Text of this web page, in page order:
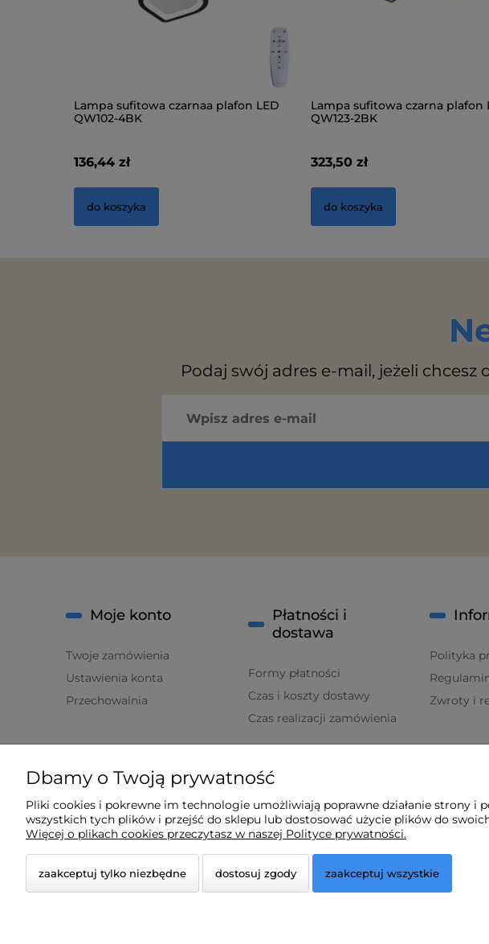
Lampa sufitowa czarnaa plafon LED
QW102-4BK
136,44 zł
do koszyka
Lampa sufitowa czarna plafon
QW123-2BK
323,50 zł
do koszyka
Podaj swój adres e-mail, jeżeli
Moje konto
Twoje zamówienia
Ustawienia konta
Przechowalnia
Płatności i
dostawa
Formy płatności
Czas i koszty dostawy
Czas realizacji zamówienia
Polityka
Zwroty i
Kontakt i dane firmy
O firmie
Dbamy o Twoją prywatność
Pliki cookies i pokrewne im technologie umożliwiają poprawne działanie strony i
wszystkich tych plików i przejść do sklepu lub dostosować użycie plików do
Więcej o plikach cookies przeczytasz w naszej Polityce prywatności.
zaakceptuj tylko niezbędne dostosuj zgody zaakceptuj wszystkie